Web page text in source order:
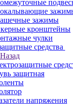
зажимы
кронштейны
чулки
средства
Назад
защитная
напряжения